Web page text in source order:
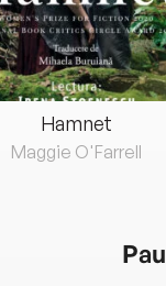
Hamnet
Maggie O'Farrell